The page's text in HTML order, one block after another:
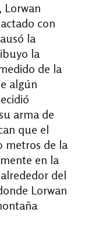
Lorwan
con
la
la
de la
algún
arma de
que el
metros de la
en la
del
Lorwan